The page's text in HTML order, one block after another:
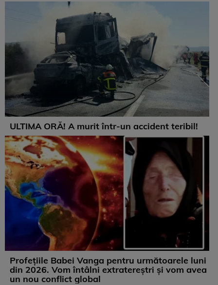
ULTIMA ORĂ! A murit într-un accident teribil!
Profețiile Babei Vanga pentru următoarele luni
din 2026. Vom întâlni extratereștri și vom avea
un nou conflict global